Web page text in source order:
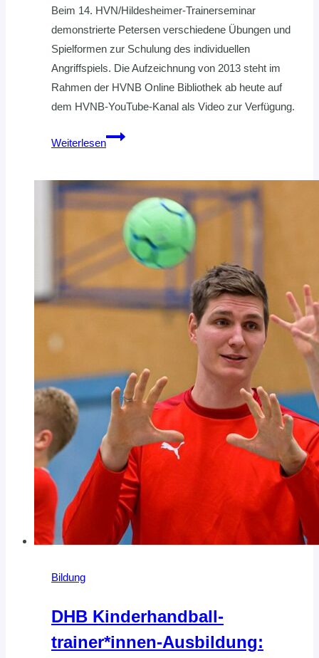
Beim 14. HVN/Hildesheimer-Trainerseminar
demonstrierte Petersen verschiedene Übungen und
Spielformen zur Schulung des individuellen
Angriffspiels. Die Aufzeichnung von 2013 steht im
Rahmen der HVNB Online Bibliothek ab heute auf
dem HVNB-YouTube-Kanal als Video zur Verfügung.
Weiterlesen
Online-
Angriffsschulung
von
Klaus-
Dieter
Petersen
aus
dem
Bildung
DHB Kinderhandball­
trainer*innen-Ausbildung: